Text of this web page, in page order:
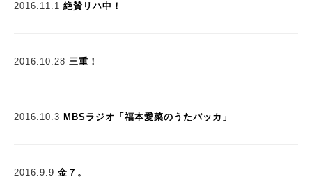
2016.11.1 絶賛リハ中！
2016.10.28 三重！
2016.10.3 MBSラジオ「福本愛菜のうたバッカ」
2016.9.9 金７。